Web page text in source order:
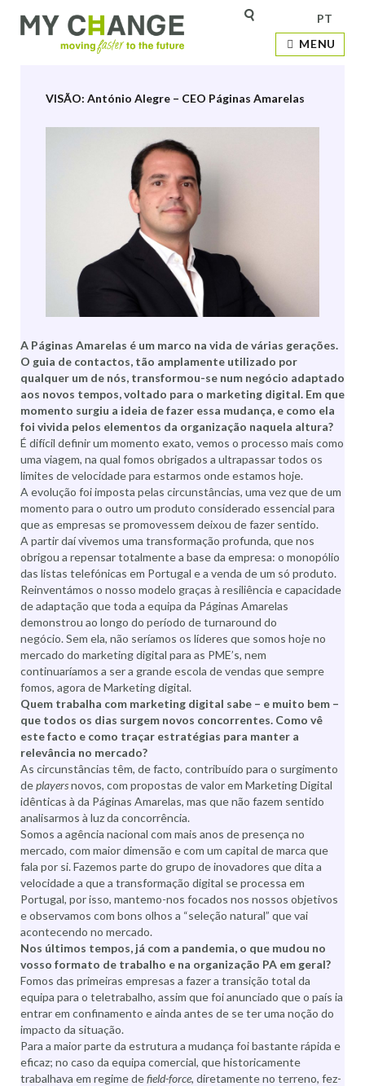
MENU
PT
Etiqueta:Marketing digital
VISÃO: António Alegre – CEO Páginas Amarelas
A Páginas Amarelas é um marco na vida de várias gerações.
O guia de contactos, tão amplamente utilizado por
qualquer um de nós, transformou-se num negócio adaptado
aos novos tempos, voltado para o marketing digital. Em que
momento surgiu a ideia de fazer essa mudança, e como ela
foi vivida pelos elementos da organização naquela altura?
É difícil definir um momento exato, vemos o processo mais como
uma viagem, na qual fomos obrigados a ultrapassar todos os
limites de velocidade para estarmos onde estamos hoje.
A evolução foi imposta pelas circunstâncias, uma vez que de um
momento para o outro um produto considerado essencial para
que as empresas se promovessem deixou de fazer sentido.
A partir daí vivemos uma transformação profunda, que nos
obrigou a repensar totalmente a base da empresa: o monopólio
das listas telefónicas em Portugal e a venda de um só produto.
Reinventámos o nosso modelo graças à resiliência e capacidade
de adaptação que toda a equipa da Páginas Amarelas
demonstrou ao longo do período de turnaround do
negócio. Sem ela, não seríamos os líderes que somos hoje no
mercado do marketing digital para as PME’s, nem
continuaríamos a ser a grande escola de vendas que sempre
fomos, agora de Marketing digital.
Quem trabalha com marketing digital sabe – e muito bem –
que todos os dias surgem novos concorrentes. Como vê
este facto e como traçar estratégias para manter a
relevância no mercado?
As circunstâncias têm, de facto, contribuído para o surgimento
deplayersnovos, com propostas de valor em Marketing Digital
idênticas à da Páginas Amarelas, mas que não fazem sentido
analisarmos à luz da concorrência.
Somos a agência nacional com mais anos de presença no
mercado, com maior dimensão e com um capital de marca que
fala por si. Fazemos parte do grupo de inovadores que dita a
velocidade a que a transformação digital se processa em
Portugal, por isso, mantemo-nos focados nos nossos objetivos
e observamos com bons olhos a “seleção natural” que vai
acontecendo no mercado.
Nos últimos tempos, já com a pandemia, o que mudou no
vosso formato de trabalho e na organização PA em geral?
Fomos das primeiras empresas a fazer a transição total da
equipa para o teletrabalho, assim que foi anunciado que o país ia
entrar em confinamento e ainda antes de se ter uma noção do
impacto da situação.
Para a maior parte da estrutura a mudança foi bastante rápida e
eficaz; no caso da equipa comercial, que historicamente
trabalhava em regime defield-force, diretamente no terreno, fez-